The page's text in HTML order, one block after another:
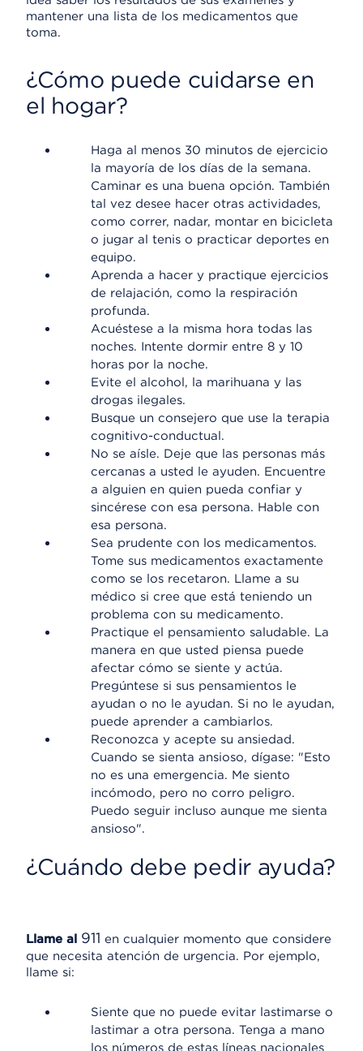
mantener una lista de los medicamentos que
toma.
¿Cómo puede cuidarse en
el hogar?
Haga al menos 30 minutos de ejercicio
la mayoría de los días de la semana.
Caminar es una buena opción. También
tal vez desee hacer otras actividades,
como correr, nadar, montar en bicicleta
o jugar al tenis o practicar deportes en
equipo.
Aprenda a hacer y practique ejercicios
de relajación, como la respiración
profunda.
Acuéstese a la misma hora todas las
noches. Intente dormir entre 8 y 10
horas por la noche.
Evite el alcohol, la marihuana y las
drogas ilegales.
Busque un consejero que use la terapia
cognitivo-conductual.
No se aísle. Deje que las personas más
cercanas a usted le ayuden. Encuentre
a alguien en quien pueda confiar y
sincérese con esa persona. Hable con
esa persona.
Sea prudente con los medicamentos.
Tome sus medicamentos exactamente
como se los recetaron. Llame a su
médico si cree que está teniendo un
problema con su medicamento.
Practique el pensamiento saludable. La
manera en que usted piensa puede
afectar cómo se siente y actúa.
Pregúntese si sus pensamientos le
ayudan o no le ayudan. Si no le ayudan,
puede aprender a cambiarlos.
Reconozca y acepte su ansiedad.
Cuando se sienta ansioso, dígase: "Esto
no es una emergencia. Me siento
incómodo, pero no corro peligro.
Puedo seguir incluso aunque me sienta
ansioso".
¿Cuándo debe pedir ayuda?
Llame al 911 en cualquier momento que considere
que necesita atención de urgencia. Por ejemplo,
llame si:
Siente que no puede evitar lastimarse o
lastimar a otra persona. Tenga a mano
los números de estas líneas nacionales